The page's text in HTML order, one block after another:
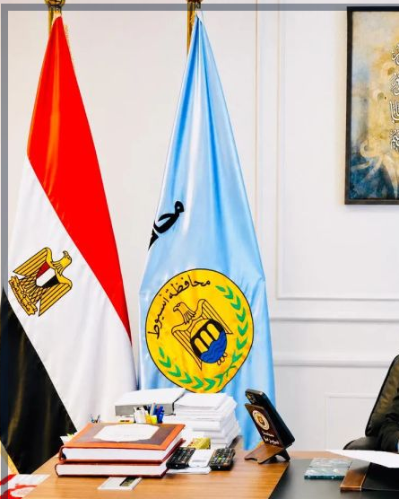
الدواء المصرية يشن حملة رقابية مكبرة
لضبط المنشآت الطبية المخالفة
والحنجرة ينجح في استئصال ورم خبيث